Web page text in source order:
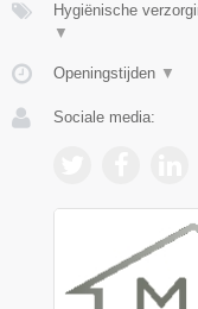
Hygiënische
▼
Openingstijden ▼
Sociale media: